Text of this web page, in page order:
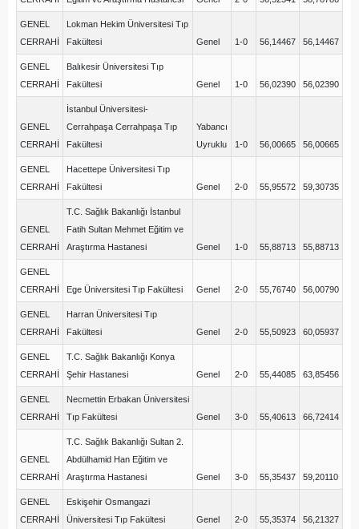
GENEL
CERRAHİ
Lokman Hekim Üniversitesi Tıp
Fakültesi
Genel 1-0 56,14467 56,14467
GENEL
CERRAHİ
Balıkesir Üniversitesi Tıp
Fakültesi
Genel 1-0 56,02390 56,02390
GENEL
CERRAHİ
İstanbul Üniversitesi-
Cerrahpaşa Cerrahpaşa Tıp
Fakültesi
Yabancı
Uyruklu
1-0 56,00665 56,00665
GENEL
CERRAHİ
Hacettepe Üniversitesi Tıp
Fakültesi
Genel 2-0 55,95572 59,30735
GENEL
CERRAHİ
T.C. Sağlık Bakanlığı İstanbul
Fatih Sultan Mehmet Eğitim ve
Araştırma Hastanesi
Genel 1-0 55,88713 55,88713
GENEL
CERRAHİ
Ege Üniversitesi Tıp Fakültesi Genel 2-0 55,76740 56,00790
GENEL
CERRAHİ
Harran Üniversitesi Tıp
Fakültesi
Genel 2-0 55,50923 60,05937
GENEL
CERRAHİ
T.C. Sağlık Bakanlığı Konya
Şehir Hastanesi
Genel 2-0 55,44085 63,85456
GENEL
CERRAHİ
Necmettin Erbakan Üniversitesi
Tıp Fakültesi
Genel 3-0 55,40613 66,72414
GENEL
CERRAHİ
T.C. Sağlık Bakanlığı Sultan 2.
Abdülhamid Han Eğitim ve
Araştırma Hastanesi
Genel 3-0 55,35437 59,20110
GENEL
CERRAHİ
Eskişehir Osmangazi
Üniversitesi Tıp Fakültesi
Genel 2-0 55,35374 56,21327